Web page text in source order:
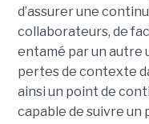
d’assurer une
collaborateurs, de
entamé par un autre
pertes de contexte
ainsi un point de
capable de suivre un